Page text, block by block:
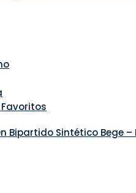
Bipartido Sintético Bege